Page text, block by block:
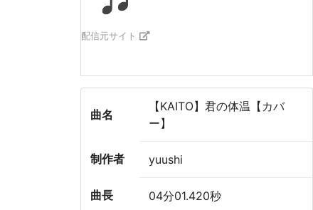
配信元サイト
曲名
【KAITO】君の体温【カバ
ー】
制作者 yuushi
曲長 04分01.420秒